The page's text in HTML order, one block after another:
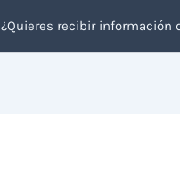
¿Quieres recibir información